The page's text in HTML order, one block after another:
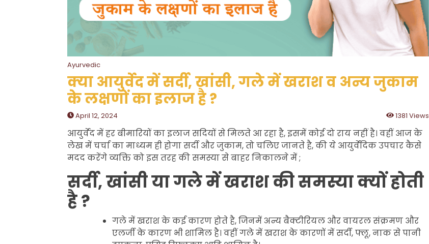
Ayurvedic
क्या आयुर्वेद में सर्दी, खांसी, गले में खराश व अन्य जुकाम
के लक्षणों का इलाज है ?
April 12, 2024 1381 Views
आयुर्वेद में हर बीमारियों का इलाज सदियों से मिलते आ रहा है, इसमें कोई दो राय नहीं है। वहीं आज के
लेख में चर्चा का माध्यम ही होगा सर्दी और जुकाम, तो चलिए जानते है, की ये आयुर्वेदिक उपचार कैसे
मदद करेंगे व्यक्ति को इस तरह की समस्या से बाहर निकालने में ;
सर्दी, खांसी या गले में खराश की समस्या क्यों होती
है ?
गले में खराश के कई कारण होते है, जिनमें अन्य बैक्टीरियल और वायरल संक्रमण और
एलर्जी के कारण भी शामिल है। वहीं गले में खराश के कारणों में सर्दी, फ्लू, नाक से पानी